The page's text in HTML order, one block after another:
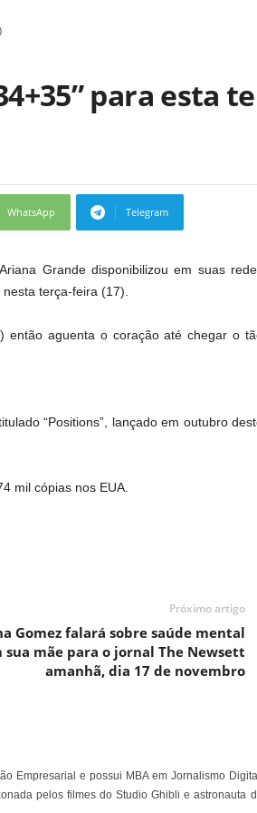
para esta
WhatsApp Telegram
Grande disponibilizou em suas
terça-feira (17).
então aguenta o coração até chegar o
“Positions”, lançado em outubro
mil cópias nos EUA.
Próximo artigo
Gomez falará sobre saúde mental
sua mãe para o jornal The Newsett
amanhã, dia 17 de novembro
Empresarial e possui MBA em Jornalismo
pelos filmes do Studio Ghibli e astronauta